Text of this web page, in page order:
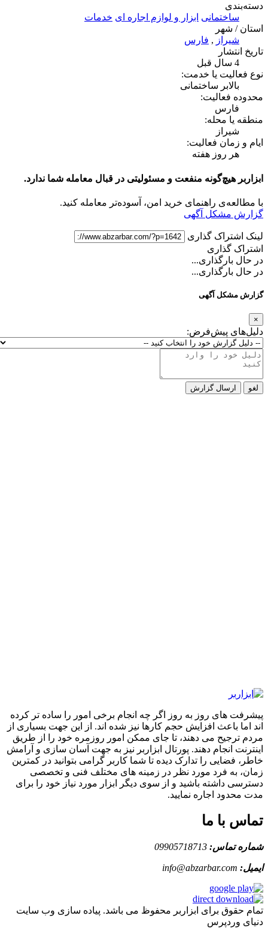
دسته‌بندی
ساختمانی
ابزار و لوازم اجاره ای خدمات
استان / شهر
شیراز , فارس
تاریخ انتشار
4 سال قبل
نوع فعالیت یا خدمت:
بالابر ساختمانی
محدوده فعالیت:
فارس
منطقه یا محله:
شیراز
ایام و زمان فعالیت:
هر روز هفته
ابزاربر هیچ‌گونه منفعت و مسئولیتی در قبال معامله شما ندارد.
با مطالعه‌ی راهنمای خرید امن، آسوده‌تر معامله کنید.
گزارش مشکل آگهی
لینک اشتراک گذاری
اشتراک گذاری
در حال بارگذاری...
در حال بارگذاری...
گزارش مشکل آگهی
×
دلیل‌های پیش‌فرض:
لغو ارسال گزارش
پیشرفت های روز به روز اگر چه انجام برخی امور را ساده تر کرده
اند اما باعث افزایش حجم کارها نیز شده اند. از این جهت بسیاری از
مردم ترجیح می دهند، تا جای ممکن امور روزمره خود را از طریق
اینترنت انجام دهند. پورتال ابزاربر نیز به جهت آسان سازی و آرامش
خاطر، فضایی را تدارک دیده تا شما کاربر گرامی بتوانید در کمترین
زمان، به فرد مورد نظر در زمینه های مختلف فنی و تخصصی
دسترسی داشته باشید و از سوی دیگر ابزار مورد نیاز خود را برای
مدت محدود اجاره نمایید.
تماس با ما
شماره تماس: 09905718713
ایمیل: info@abzarbar.com
تمام حقوق برای ابزاربر محفوظ می باشد. پیاده سازی وب سایت
دنیای وردپرس